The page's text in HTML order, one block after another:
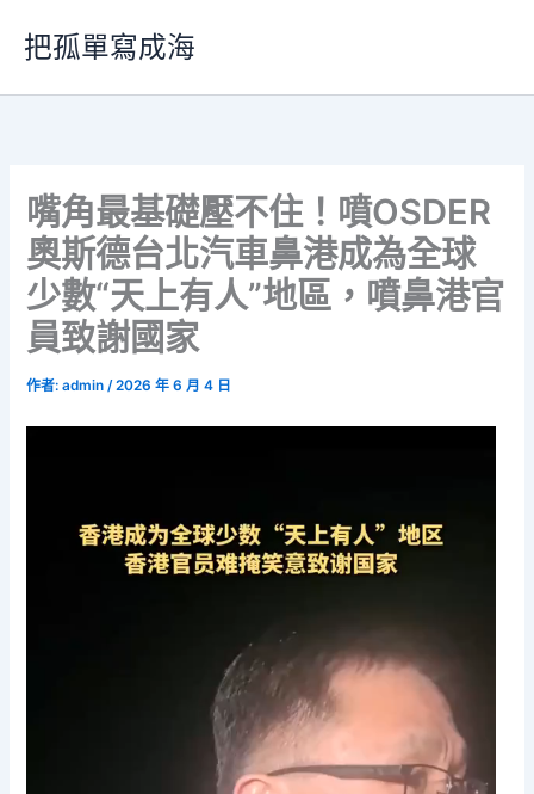
要
把孤單寫成海
嘴角最基礎壓不住！噴OSDER
奧斯德台北汽車鼻港成為全球
少數“天上有人”地區，噴鼻港官
員致謝國家
作者:admin/2026 年 6 月 4 日